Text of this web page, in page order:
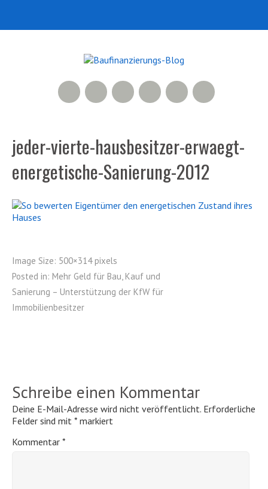
Facebook
500px
LinkedIn
Xing
RSS Feed
jeder-vierte-hausbesitzer-erwaegt-
energetische-Sanierung-2012
Image Size: 500×314 pixels
Posted in: Mehr Geld für Bau, Kauf und
Sanierung – Unterstützung der KfW für
Immobilienbesitzer
Schreibe einen Kommentar
Deine E-Mail-Adresse wird nicht veröffentlicht. Erforderliche
Felder sind mit * markiert
Kommentar *